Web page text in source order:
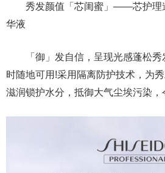
秀发颜值「芯闺蜜」——芯护理
华液
「御」发自信，呈现光感蓬松秀
时随地可用!采用隔离防护技术，为
滋润锁护水分，抵御大气尘埃污染，